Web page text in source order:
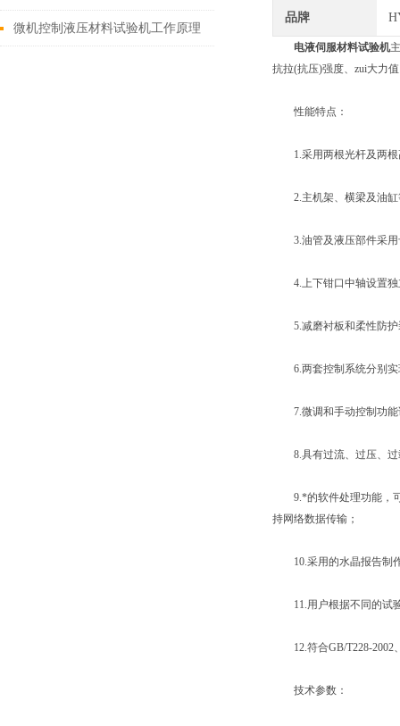
日常维护
微机控制液压材料试验机工作原理
品牌
电液伺服材料试验机
抗拉(抗压)强度、zui大力
性能特点：
1.采用两根光杆及两根
2.主机架、横梁及油缸
3.油管及液压部件采用
4.上下钳口中轴设置独
5.减磨衬板和柔性防护
6.两套控制系统分别实
7.微调和手动控制功能
8.具有过流、过压、过
9.*的软件处理功能，可
持网络数据传输；
10.采用的水晶报告制作
11.用户根据不同的试验
12.符合GB/T228-2002、
技术参数：